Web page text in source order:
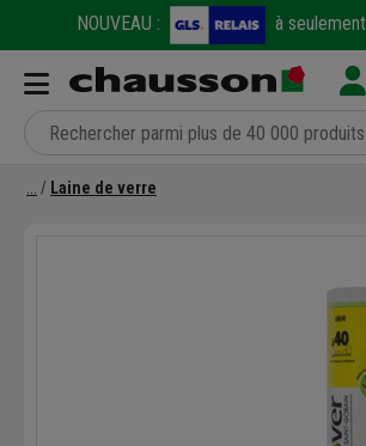
NOUVEAU : à seulement
Laine de verre